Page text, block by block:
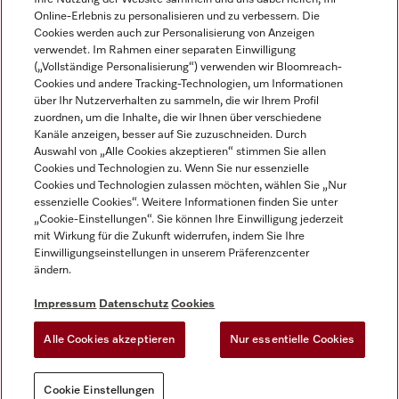
Impressum
AGB
Datenschutz
Nutzungsbedigungen
EU-Gesetzen über digitale Dienste
Miele auf Instagram
Miele auf Facebook
Miele auf Youtube
Online-Erlebnis zu personalisieren und zu verbessern. Die
Cookies werden auch zur Personalisierung von Anzeigen
verwendet. Im Rahmen einer separaten Einwilligung
(„Vollständige Personalisierung“) verwenden wir Bloomreach-
Cookies und andere Tracking-Technologien, um Informationen
über Ihr Nutzerverhalten zu sammeln, die wir Ihrem Profil
zuordnen, um die Inhalte, die wir Ihnen über verschiedene
Kanäle anzeigen, besser auf Sie zuzuschneiden. Durch
Auswahl von „Alle Cookies akzeptieren“ stimmen Sie allen
Cookies und Technologien zu. Wenn Sie nur essenzielle
Cookies und Technologien zulassen möchten, wählen Sie „Nur
essenzielle Cookies“. Weitere Informationen finden Sie unter
„Cookie-Einstellungen“. Sie können Ihre Einwilligung jederzeit
mit Wirkung für die Zukunft widerrufen, indem Sie Ihre
Einwilligungseinstellungen in unserem Präferenzcenter
ändern.
Impressum Datenschutz Cookies
Alle Cookies akzeptieren Nur essentielle Cookies
Cookie Einstellungen